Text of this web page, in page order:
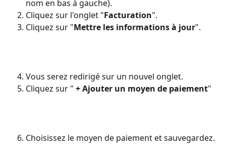
nom en bas à gauche).
Cliquez sur l'onglet "Facturation".
Cliquez sur "Mettre les informations à jour".
Vous serez redirigé sur un nouvel onglet.
Cliquez sur " + Ajouter un moyen de paiement"
Choisissez le moyen de paiement et sauvegardez.